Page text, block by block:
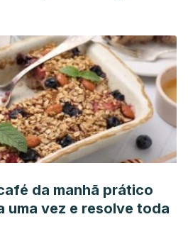
da manhã prático
uma vez e resolve toda